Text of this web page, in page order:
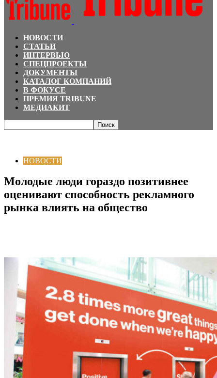
НОВОСТИ
СТАТЬИ
ИНТЕРВЬЮ
СПЕЦПРОЕКТЫ
ДОКУМЕНТЫ
КАТАЛОГ КОМПАНИЙ
В ФОКУСЕ
ПРЕМИЯ TRIBUNE
МЕДИАКИТ
НОВОСТИ
Молодые люди гораздо позитивнее
оценивают способность рекламного
рынка влиять на общество